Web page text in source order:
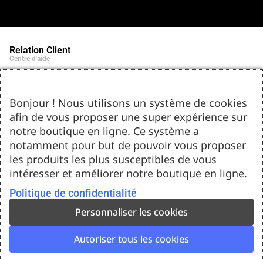
Relation Client
Centre d'aide
Contact
Tel : 05.55.75.03.00
Email : contact@bozar-passion.com
Bozar Passion SARL
1 allée Louis Breguet
87220 Feytiat
Ressources d'artistes
Le blog
Club Bozar Passion
Méthodes de paiement acceptées
Bonjour ! Nous utilisons un système de cookies
afin de vous proposer une super expérience sur
notre boutique en ligne. Ce système a
notamment pour but de pouvoir vous proposer
les produits les plus susceptibles de vous
intéresser et améliorer notre boutique en ligne.
Politique de confidentialité
Personnaliser les cookies
Autoriser tous les cookies